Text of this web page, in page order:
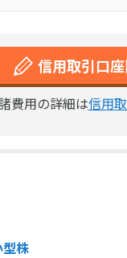
信用取引口
費用の詳細は信用
株